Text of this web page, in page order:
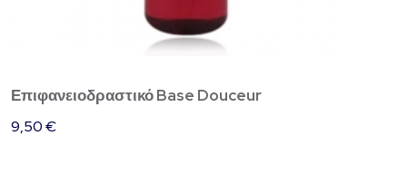
Επιφανειοδραστικό Base Douceur
9,50€